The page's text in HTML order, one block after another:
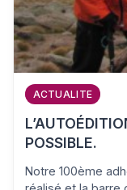
ACTUALITE
POSSIBLE.
Notre 100ème